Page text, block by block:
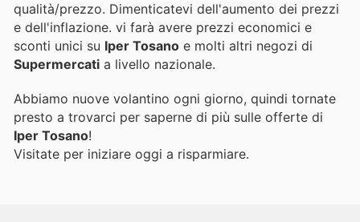
qualità/prezzo. Dimenticatevi dell'aumento dei prezzi
e dell'inflazione. vi farà avere prezzi economici e
sconti unici su Iper Tosano e molti altri negozi di
Supermercati a livello nazionale.
Abbiamo nuove volantino ogni giorno, quindi tornate
presto a trovarci per saperne di più sulle offerte di
Iper Tosano!
Visitate per iniziare oggi a risparmiare.